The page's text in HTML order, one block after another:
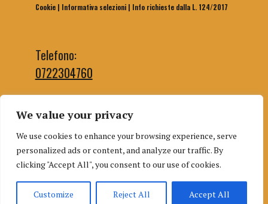
We value your privacy
We use cookies to enhance your browsing experience, serve
personalized ads or content, and analyze our traffic. By
clicking "Accept All", you consent to our use of cookies.
Customize Reject All Accept All
Cookie| Informativa selezioni| Info richieste dalla L. 124/2017
Telefono:
0722304760
Email segreteria:
segreteriaifg@uniurb.it
Email redazione:
redazioneifgurbino@gmail.com